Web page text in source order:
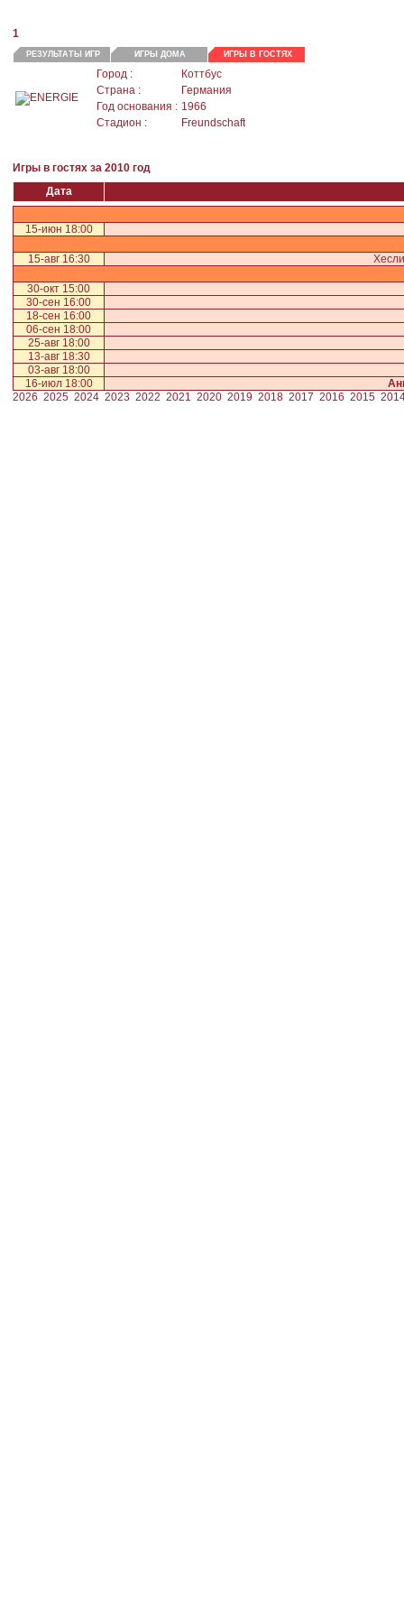
1
РЕЗУЛЬТАТЫ ИГР ИГРЫ ДОМА ИГРЫ В ГОСТЯХ
Город :
Коттбус
Страна :
Германия
Год основания : 1966
Стадион :
Freundschaft
Игры в гостях за 2010 год
Дата
15-июн 18:00
15-авг 16:30
30-окт 15:00
30-сен 16:00
18-сен 16:00
06-сен 18:00
25-авг 18:00
13-авг 18:30
03-авг 18:00
16-июл 18:00
2026 2025 2024 2023 2022 2021 2020 2019 2018 2017 2016 2015